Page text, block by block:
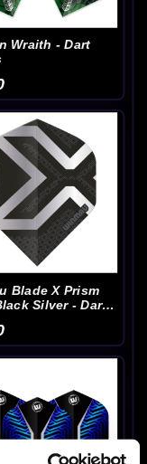
Wraith - Dart
Blade X Prism
Silver - Dart